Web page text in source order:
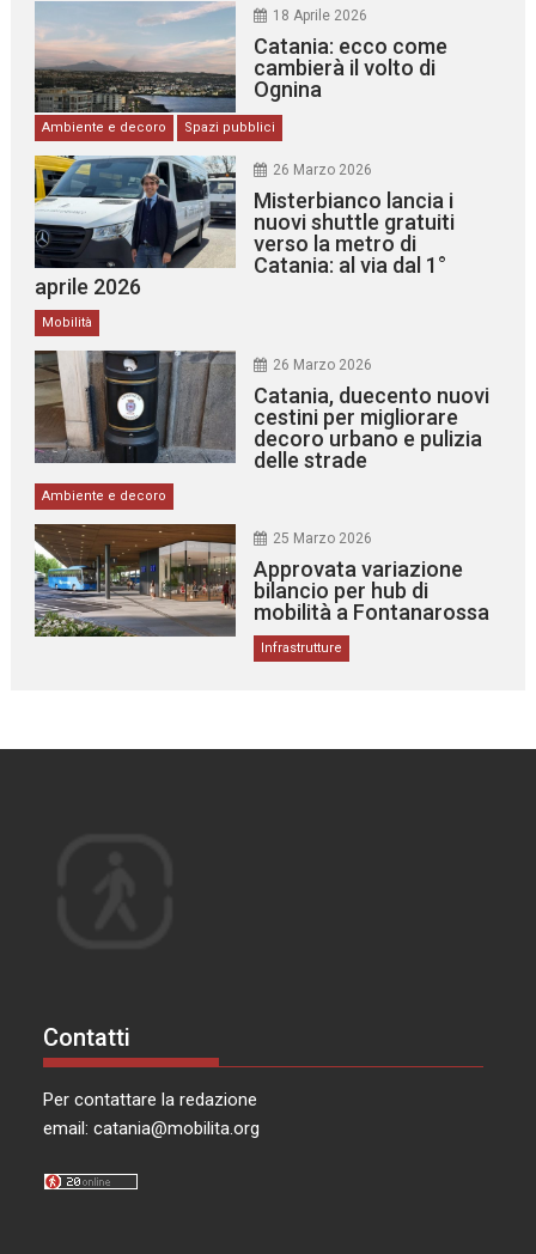
18 Aprile 2026
Catania: ecco come
cambierà il volto di
Ognina
Ambiente e decoro Spazi pubblici
26 Marzo 2026
Misterbianco lancia i
nuovi shuttle gratuiti
verso la metro di
Catania: al via dal 1°
aprile 2026
Mobilità
26 Marzo 2026
Catania, duecento nuovi
cestini per migliorare
decoro urbano e pulizia
delle strade
Ambiente e decoro
25 Marzo 2026
Approvata variazione
bilancio per hub di
mobilità a Fontanarossa
Infrastrutture
Contatti
Per contattare la redazione
email:catania@mobilita.org